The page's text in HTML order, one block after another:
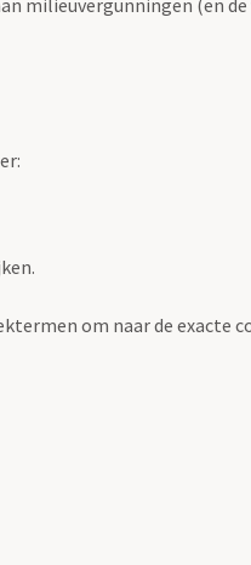
milieuvergunningen (en
om naar de exacte